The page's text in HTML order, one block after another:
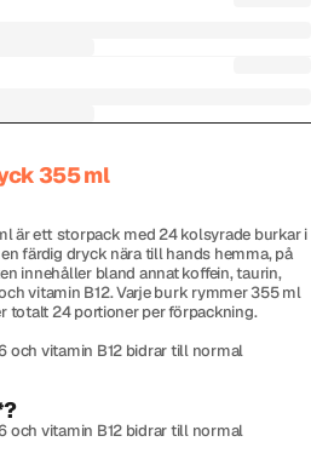
355 ml
är ett storpack med 24 kolsyrade burkar i
färdig dryck nära till hands hemma, på
innehåller bland annat koffein, taurin,
vitamin B12. Varje burk rymmer 355 ml
totalt 24 portioner per förpackning.
och vitamin B12 bidrar till normal
och vitamin B12 bidrar till normal